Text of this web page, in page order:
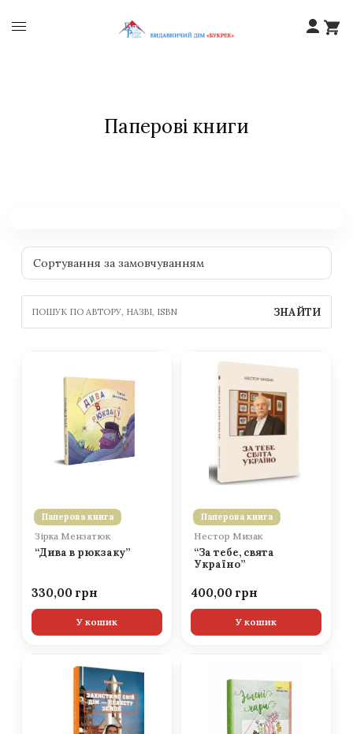
Паперові книги
ЗНАЙТИ
Паперова книга
Зірка Мензатюк
“Дива в рюкзаку”
330,00
У кошик
Паперова книга
Нестор Мизак
“За тебе, свята
Україно”
400,00
У кошик